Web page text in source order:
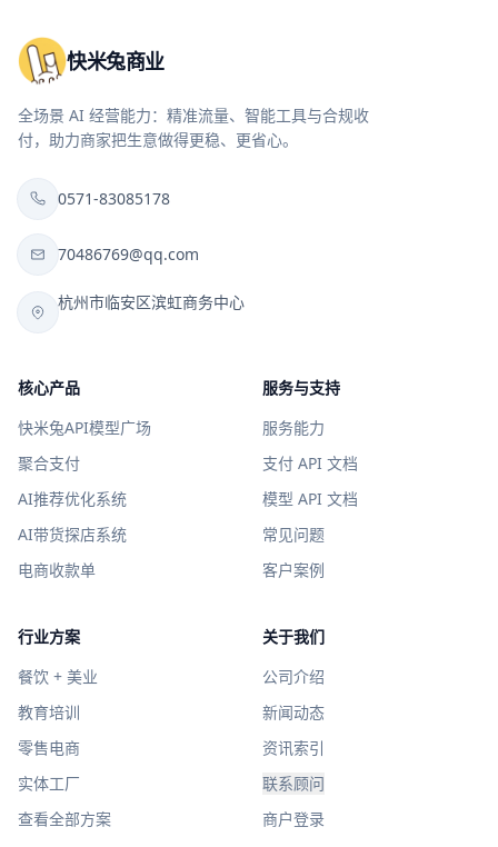
快米兔商业
全场景 AI 经营能力：精准流量、智能工具与合规收
付，助力商家把生意做得更稳、更省心。
0571-83085178
70486769@qq.com
杭州市临安区滨虹商务中心
核心产品
快米兔API模型广场
聚合支付
AI推荐优化系统
AI带货探店系统
电商收款单
服务与支持
服务能力
支付 API 文档
模型 API 文档
常见问题
客户案例
行业方案
餐饮 + 美业
教育培训
零售电商
实体工厂
查看全部方案
关于我们
公司介绍
新闻动态
资讯索引
联系顾问
商户登录